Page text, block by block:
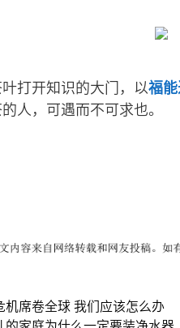
打开知识的大门，以福
人，可遇而不可求也。
机席卷全球 我们应该怎么办